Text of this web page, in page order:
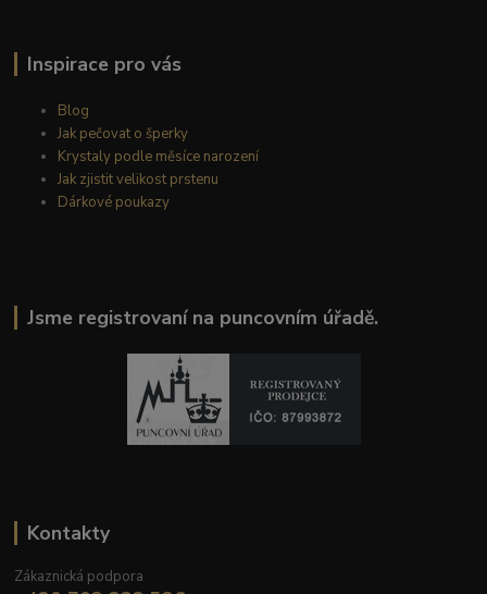
Inspirace pro vás
Blog
Jak pečovat o šperky
Krystaly podle měsíce narození
Jak zjistit velikost prstenu
Dárkové poukazy
Jsme registrovaní na puncovním úřadě.
Kontakty
Zákaznická podpora